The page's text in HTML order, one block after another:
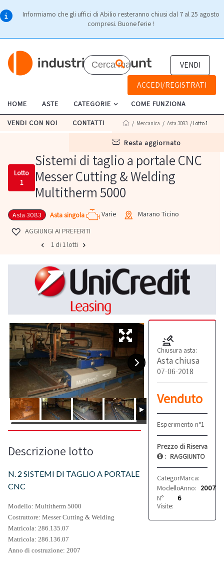
Informiamo che gli uffici di Abilio resteranno chiusi dal 7 al 25 agosto
compresi. Buone ferie !
VENDI
ACCEDI/REGISTRATI
HOME ASTE CATEGORIE COME FUNZIONA
VENDI CON NOI CONTATTI
resta aggiornato
/ Meccanica / Asta 3083 / Lotto 1
Lotto
1
Sistemi di taglio a portale CNC
Messer Cutting & Welding
Multitherm 5000
Asta 3083 Asta singola Varie
Marano Ticino
AGGIUNGI AI PREFERITI
1 di 1 lotti
Chiusura asta:
Asta chiusa
07-06-2018
Venduto
Esperimento n°1
Prezzo di Riserva
: RAGGIUNTO
Categoria: Varie
Marca:
Modello: Multitherm
Anno: 2007
N°
Visite:
6
Descrizione lotto
N. 2 SISTEMI DI TAGLIO A PORTALE
CNC
Modello: Multitherm 5000
Costruttore: Messer Cutting & Welding
Matricola: 286.135.07
Matricola: 286.136.07
Anno di costruzione: 2007